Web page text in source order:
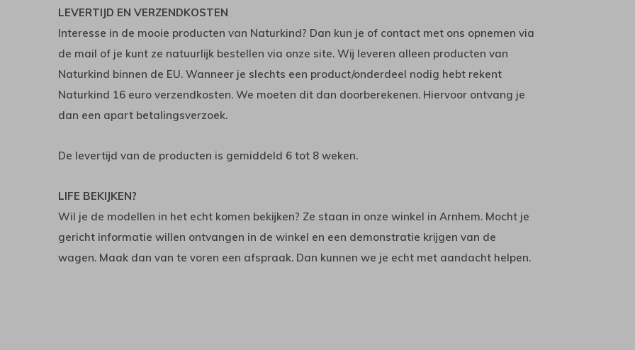
LEVERTIJD EN VERZENDKOSTEN
Interesse in de mooie producten van Naturkind? Dan kun je of contact met ons opnemen via
de mail of je kunt ze natuurlijk bestellen via onze site. Wij leveren alleen producten van
Naturkind binnen de EU. Wanneer je slechts een product/onderdeel nodig hebt rekent
Naturkind 16 euro verzendkosten. We moeten dit dan doorberekenen. Hiervoor ontvang je
dan een apart betalingsverzoek.
De levertijd van de producten is gemiddeld 6 tot 8 weken.
LIFE BEKIJKEN?
Wil je de modellen in het echt komen bekijken? Ze staan in onze winkel in Arnhem. Mocht je
gericht informatie willen ontvangen in de winkel en een demonstratie krijgen van de
wagen. Maak dan van te voren een afspraak. Dan kunnen we je echt met aandacht helpen.